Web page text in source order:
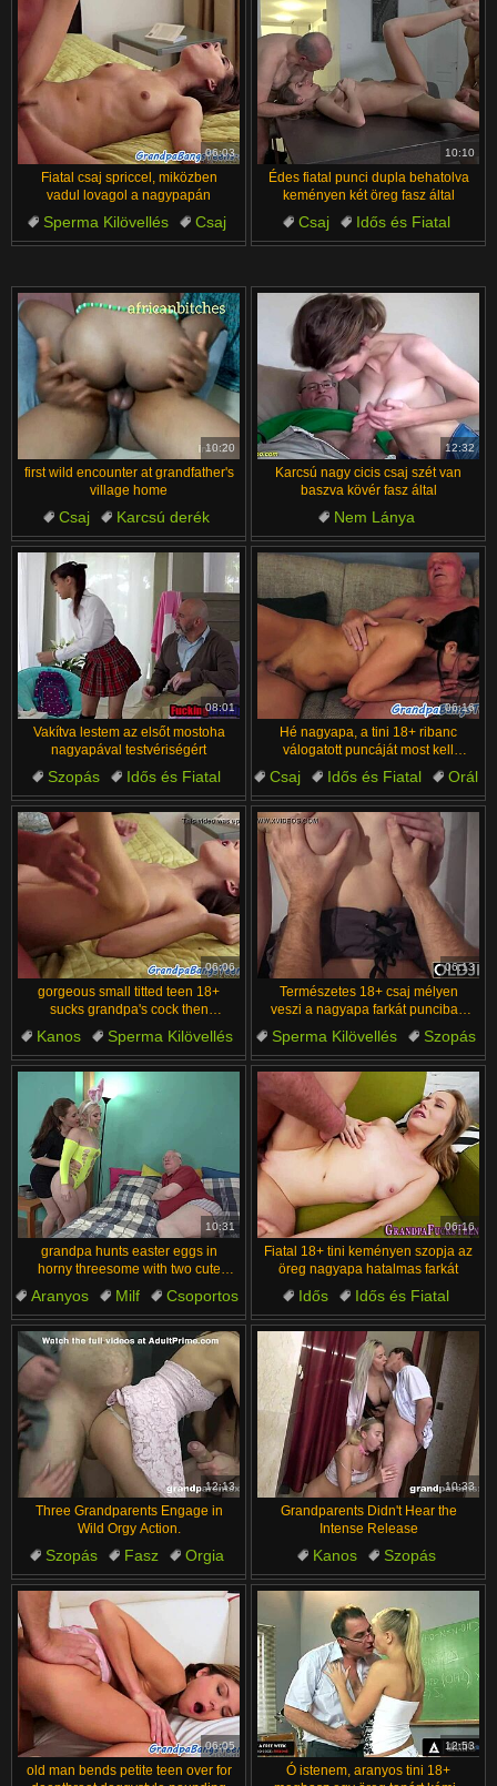
Fiatal
06:03
Fiatal csaj spriccel, miközben
vadul lovagol a nagypapán
Sperma Kilövellés
Csaj
Idős és Fiatal
Apa és lány
10:10
Édes fiatal punci dupla behatolva
keményen két öreg fasz által
Csaj
Idős és Fiatal
Kemény Szex
Dupla
10:20
first wild encounter at grandfather's
village home
Csaj
Karcsú derék
Segg
Nagypapa Ranch
12:32
Karcsú nagy cicis csaj szét van
baszva kövér fasz által
Nem Lánya
Sperma Kilövellés
Arcra Élvezés
Idős és Fiatal
Szörny Farkak
08:01
Vakítva lestem az elsőt mostoha
nagyapával testvériségért
Szopás
Idős és Fiatal
Kemény Szex
Szőke
Idős
06:16
Hé nagyapa, a tini 18+ ribanc
válogatott puncáját most kell
dögönyözni
Csaj Idős és Fiatal
Orál
Apa és lány
Csókolózás
06:06
gorgeous small titted teen 18+
sucks grandpa's cock then
drenched in hot jizz
Kanos
Sperma Kilövellés
Szopás
Idős és Fiatal
Cowgirl
06:13
Természetes 18+ csaj mélyen
veszi a nagyapa farkát punciban
keményen
Sperma Kilövellés
Szopás
Idős és Fiatal
Mélytorok
Lucskos
10:31
grandpa hunts easter eggs in
horny threesome with two cute
bunny blondes
Aranyos Milf
Csoportos
Kemény Szex
Amatőr
06:16
Fiatal 18+ tini keményen szopja az
öreg nagyapa hatalmas farkát
Idős
Idős és Fiatal
Fiatal
HD Minőség
Nagypapa
12:13
Three Grandparents Engage in
Wild Orgy Action.
Szopás Fasz
Orgia
Nagyi
Nagy mellek
10:33
Grandparents Didn't Hear the
Intense Release
Kanos
Szopás
Kemény Szex
Tini
Élvezés
06:05
old man bends petite teen over for
12:53
Ó istenem, aranyos tini 18+